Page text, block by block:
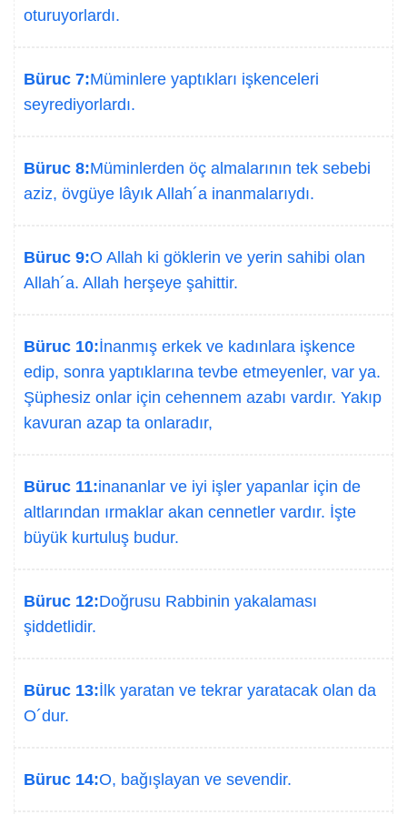
oturuyorlardı.
Büruc 7:Müminlere yaptıkları işkenceleri
seyrediyorlardı.
Büruc 8:Müminlerden öç almalarının tek sebebi
aziz, övgüye lâyık Allah´a inanmalarıydı.
Büruc 9:O Allah ki göklerin ve yerin sahibi olan
Allah´a. Allah herşeye şahittir.
Büruc 10:İnanmış erkek ve kadınlara işkence
edip, sonra yaptıklarına tevbe etmeyenler, var ya.
Şüphesiz onlar için cehennem azabı vardır. Yakıp
kavuran azap ta onlaradır,
Büruc 11:inananlar ve iyi işler yapanlar için de
altlarından ırmaklar akan cennetler vardır. İşte
büyük kurtuluş budur.
Büruc 12:Doğrusu Rabbinin yakalaması
şiddetlidir.
Büruc 13:İlk yaratan ve tekrar yaratacak olan da
O´dur.
Büruc 14:O, bağışlayan ve sevendir.